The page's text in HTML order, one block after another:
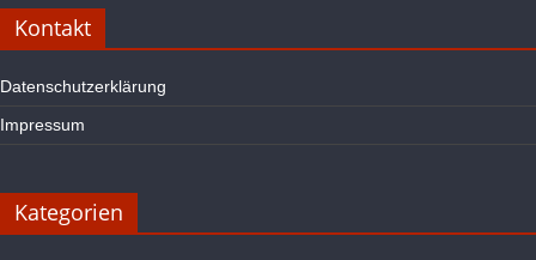
Kontakt
Datenschutzerklärung
Impressum
Kategorien